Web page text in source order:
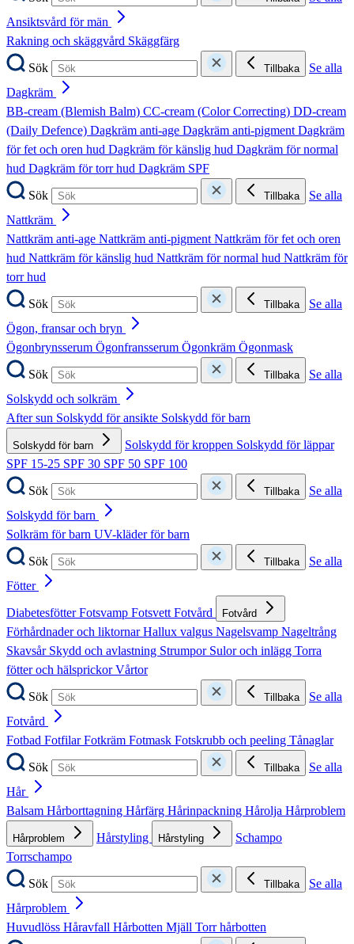
Ansiktsvård för män
Rakning och skäggvård Skäggfärg
Sök
Tillbaka
Se alla
Dagkräm
BB-cream (Blemish Balm) CC-cream (Color Correcting) DD-cream
(Daily Defence) Dagkräm anti-age Dagkräm anti-pigmentDagkräm
för fet och oren hud Dagkräm för känslig hud Dagkräm för normal
hud Dagkräm för torr hud Dagkräm SPF
Sök
Tillbaka
Se alla
Nattkräm
Nattkräm anti-age Nattkräm anti-pigmentNattkräm för fet och oren
hud Nattkräm för känslig hud Nattkräm för normal hud Nattkräm för
torr hud
Sök
Tillbaka
Se alla
Ögon, fransar och bryn
Ögonbrynsserum Ögonfransserum Ögonkräm Ögonmask
Sök
Tillbaka
Se alla
Solskydd och solkräm
After sun Solskydd för ansikte Solskydd för barn
Solskydd för barn Solskydd för kroppen Solskydd för läppar
SPF 15-25 SPF 30 SPF 50 SPF 100
Sök
Tillbaka
Se alla
Solskydd för barn
Solkräm för barn UV-kläder för barn
Sök
Tillbaka
Se alla
Fötter
DiabetesfötterFotsvamp FotsvettFotvård Fotvård
Förhårdnader och liktornarHallux valgus Nagelsvamp Nageltrång
Skavsår Skydd och avlastning Strumpor Sulor och inlägg Torra
fötter och hälsprickorVårtor
Sök
Tillbaka
Se alla
Fotvård
Fotbad FotfilarFotkräm Fotmask Fotskrubb och peeling Tånaglar
Sök
Tillbaka
Se alla
Hår
Balsam Hårborttagning Hårfärg Hårinpackning Hårolja Hårproblem
Hårproblem Hårstyling Hårstyling
Schampo
Torrschampo
Sök
Tillbaka
Se alla
Hårproblem
Huvudlöss Håravfall Hårbotten Mjäll Torr hårbotten